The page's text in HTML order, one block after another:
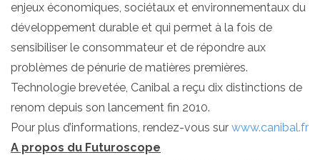
enjeux économiques, sociétaux et environnementaux du
développement durable et qui permet à la fois de
sensibiliser le consommateur et de répondre aux
problèmes de pénurie de matières premières.
Technologie brevetée, Canibal a reçu dix distinctions de
renom depuis son lancement fin 2010.
Pour plus d’informations, rendez-vous sur www.canibal.fr
A propos du Futuroscope